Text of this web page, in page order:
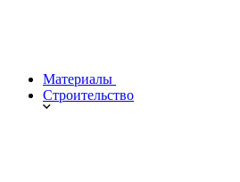
Материалы
Строительство